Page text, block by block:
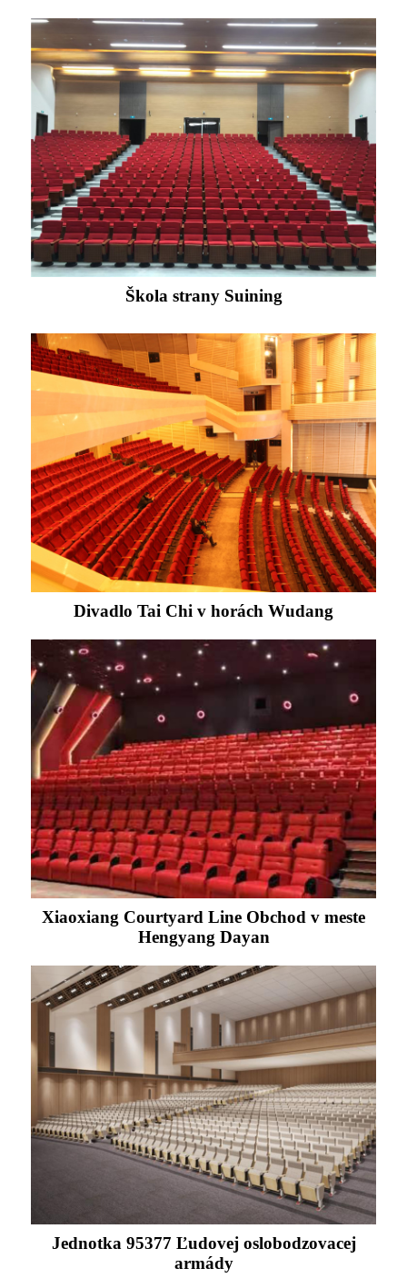
Škola strany Suining
Divadlo Tai Chi v horách Wudang
Xiaoxiang Courtyard Line Obchod v meste
Hengyang Dayan
Jednotka 95377 Ľudovej oslobodzovacej
armády